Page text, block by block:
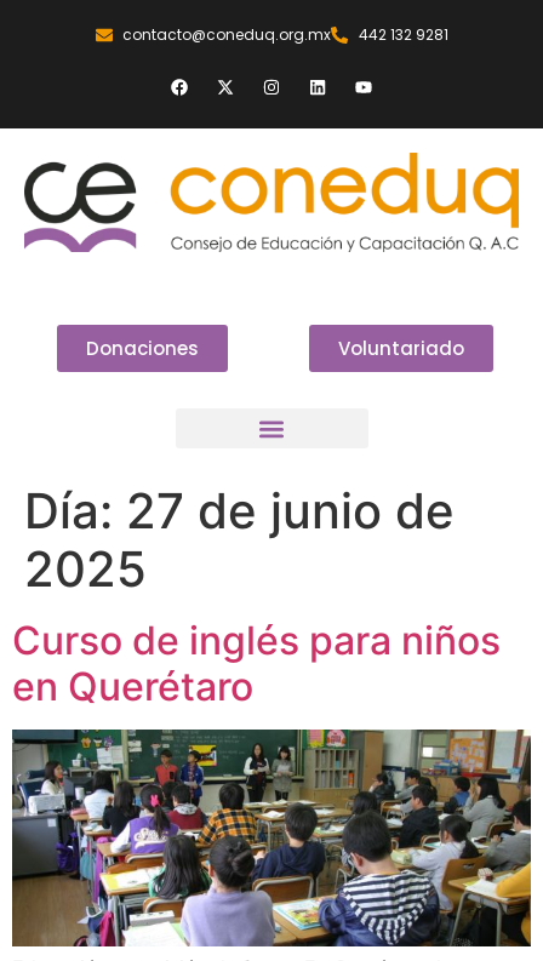
contacto@coneduq.org.mx 442 132 9281
Donaciones Voluntariado
Día: 27 de junio de
2025
Curso de inglés para niños
en Querétaro